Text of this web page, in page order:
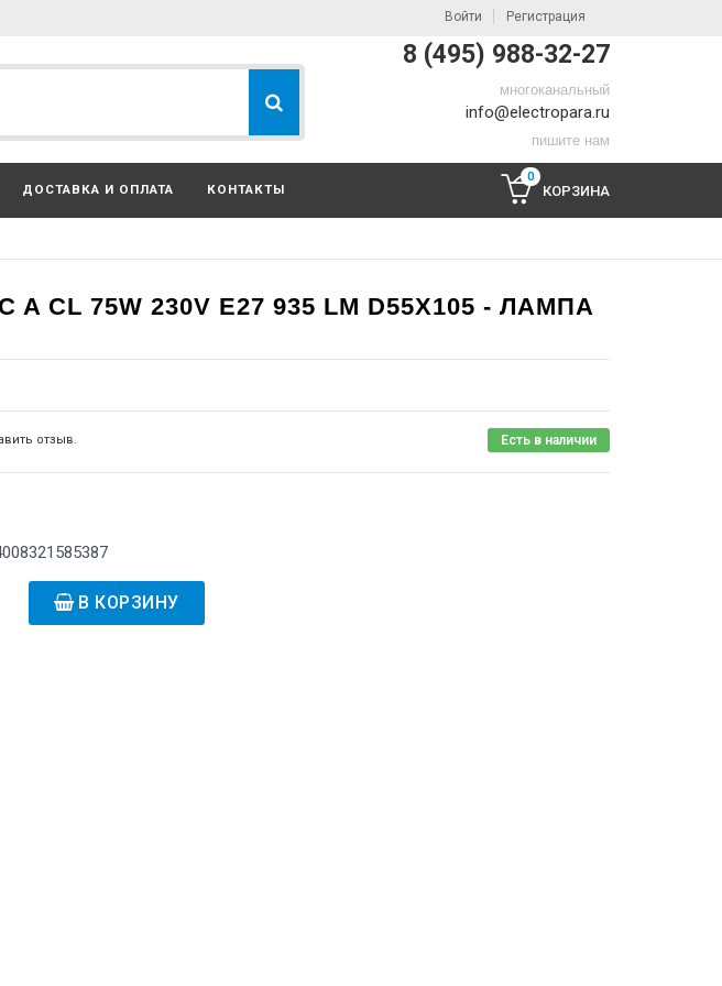
Войти Регистрация
8 (495) 988-32-27
многоканальный
info@electropara.ru
пишите нам
ДОСТАВКА И ОПЛАТА КОНТАКТЫ
0
КОРЗИНА
A CL 75W 230V E27 935 LM D55X105 - ЛАМПА
отзыв. Есть в наличии
В КОРЗИНУ